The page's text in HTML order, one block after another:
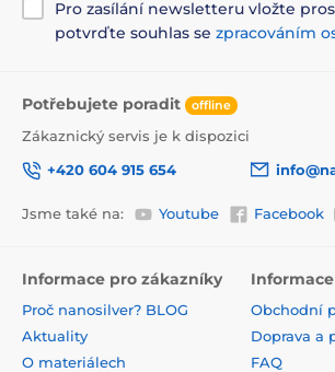
Pro zasílání newsletteru vložte
potvrďte souhlas se zpracováním
Potřebujete poradit offline
Zákaznický servis je k dispozici
+420 604 915 654
Jsme také na: Youtube Facebook
Informace pro zákazníky
Proč nanosilver? BLOG
Aktuality
O materiálech
Obchodní
Doprava a
FAQ